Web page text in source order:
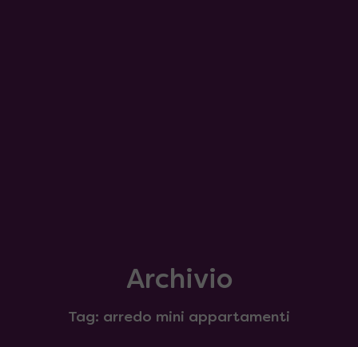
Archivio
Tag: arredo mini appartamenti